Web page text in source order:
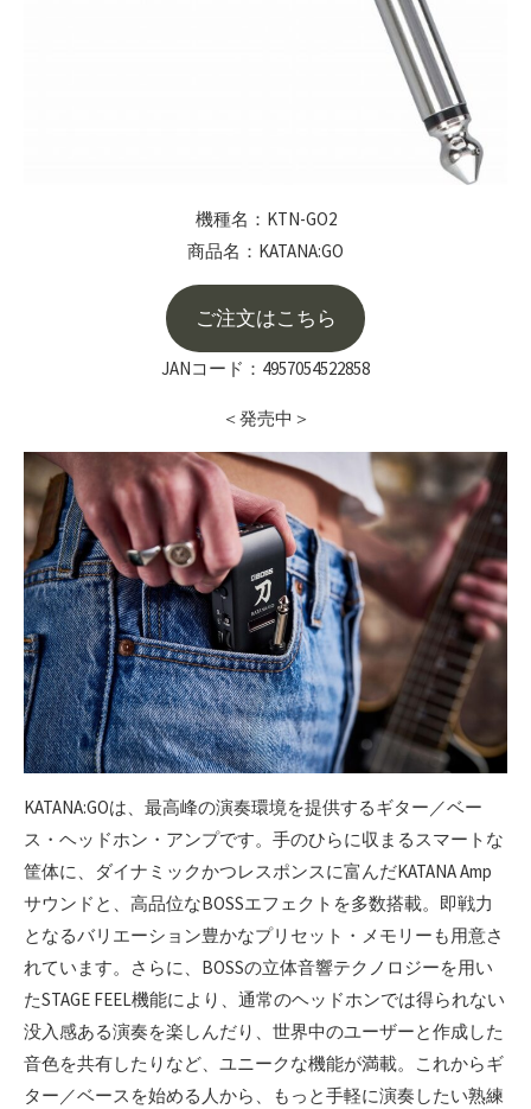
機種名：KTN-GO2
商品名：KATANA:GO
ご注文はこちら
JANコード：4957054522858
＜発売中＞
KATANA:GOは、最高峰の演奏環境を提供するギター／ベー
ス・ヘッドホン・アンプです。手のひらに収まるスマートな
筐体に、ダイナミックかつレスポンスに富んだKATANA Amp
サウンドと、高品位なBOSSエフェクトを多数搭載。即戦力
となるバリエーション豊かなプリセット・メモリーも用意さ
れています。さらに、BOSSの立体音響テクノロジーを用い
たSTAGE FEEL機能により、通常のヘッドホンでは得られない
没入感ある演奏を楽しんだり、世界中のユーザーと作成した
音色を共有したりなど、ユニークな機能が満載。これからギ
ター／ベースを始める人から、もっと手軽に演奏したい熟練